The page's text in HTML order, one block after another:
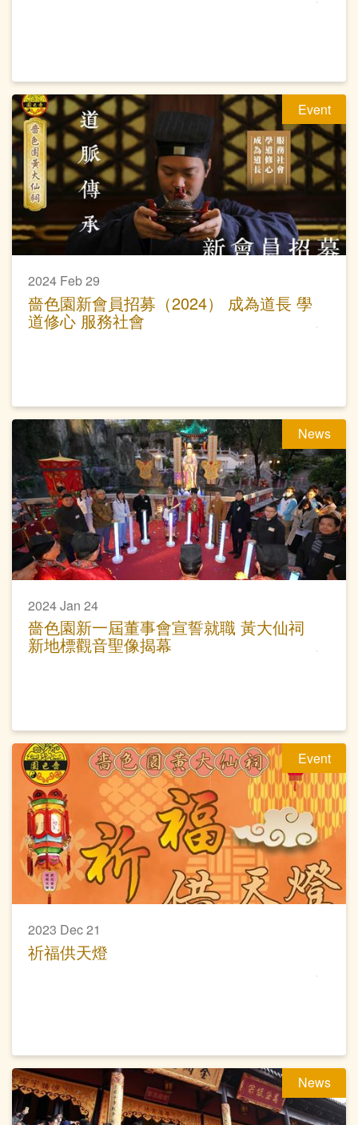
Event
2024 Feb 29
嗇色園新會員招募（2024） 成為道長 學
道修心 服務社會
News
2024 Jan 24
嗇色園新一屆董事會宣誓就職 黃大仙祠
新地標觀音聖像揭幕
Event
2023 Dec 21
祈福供天燈
News